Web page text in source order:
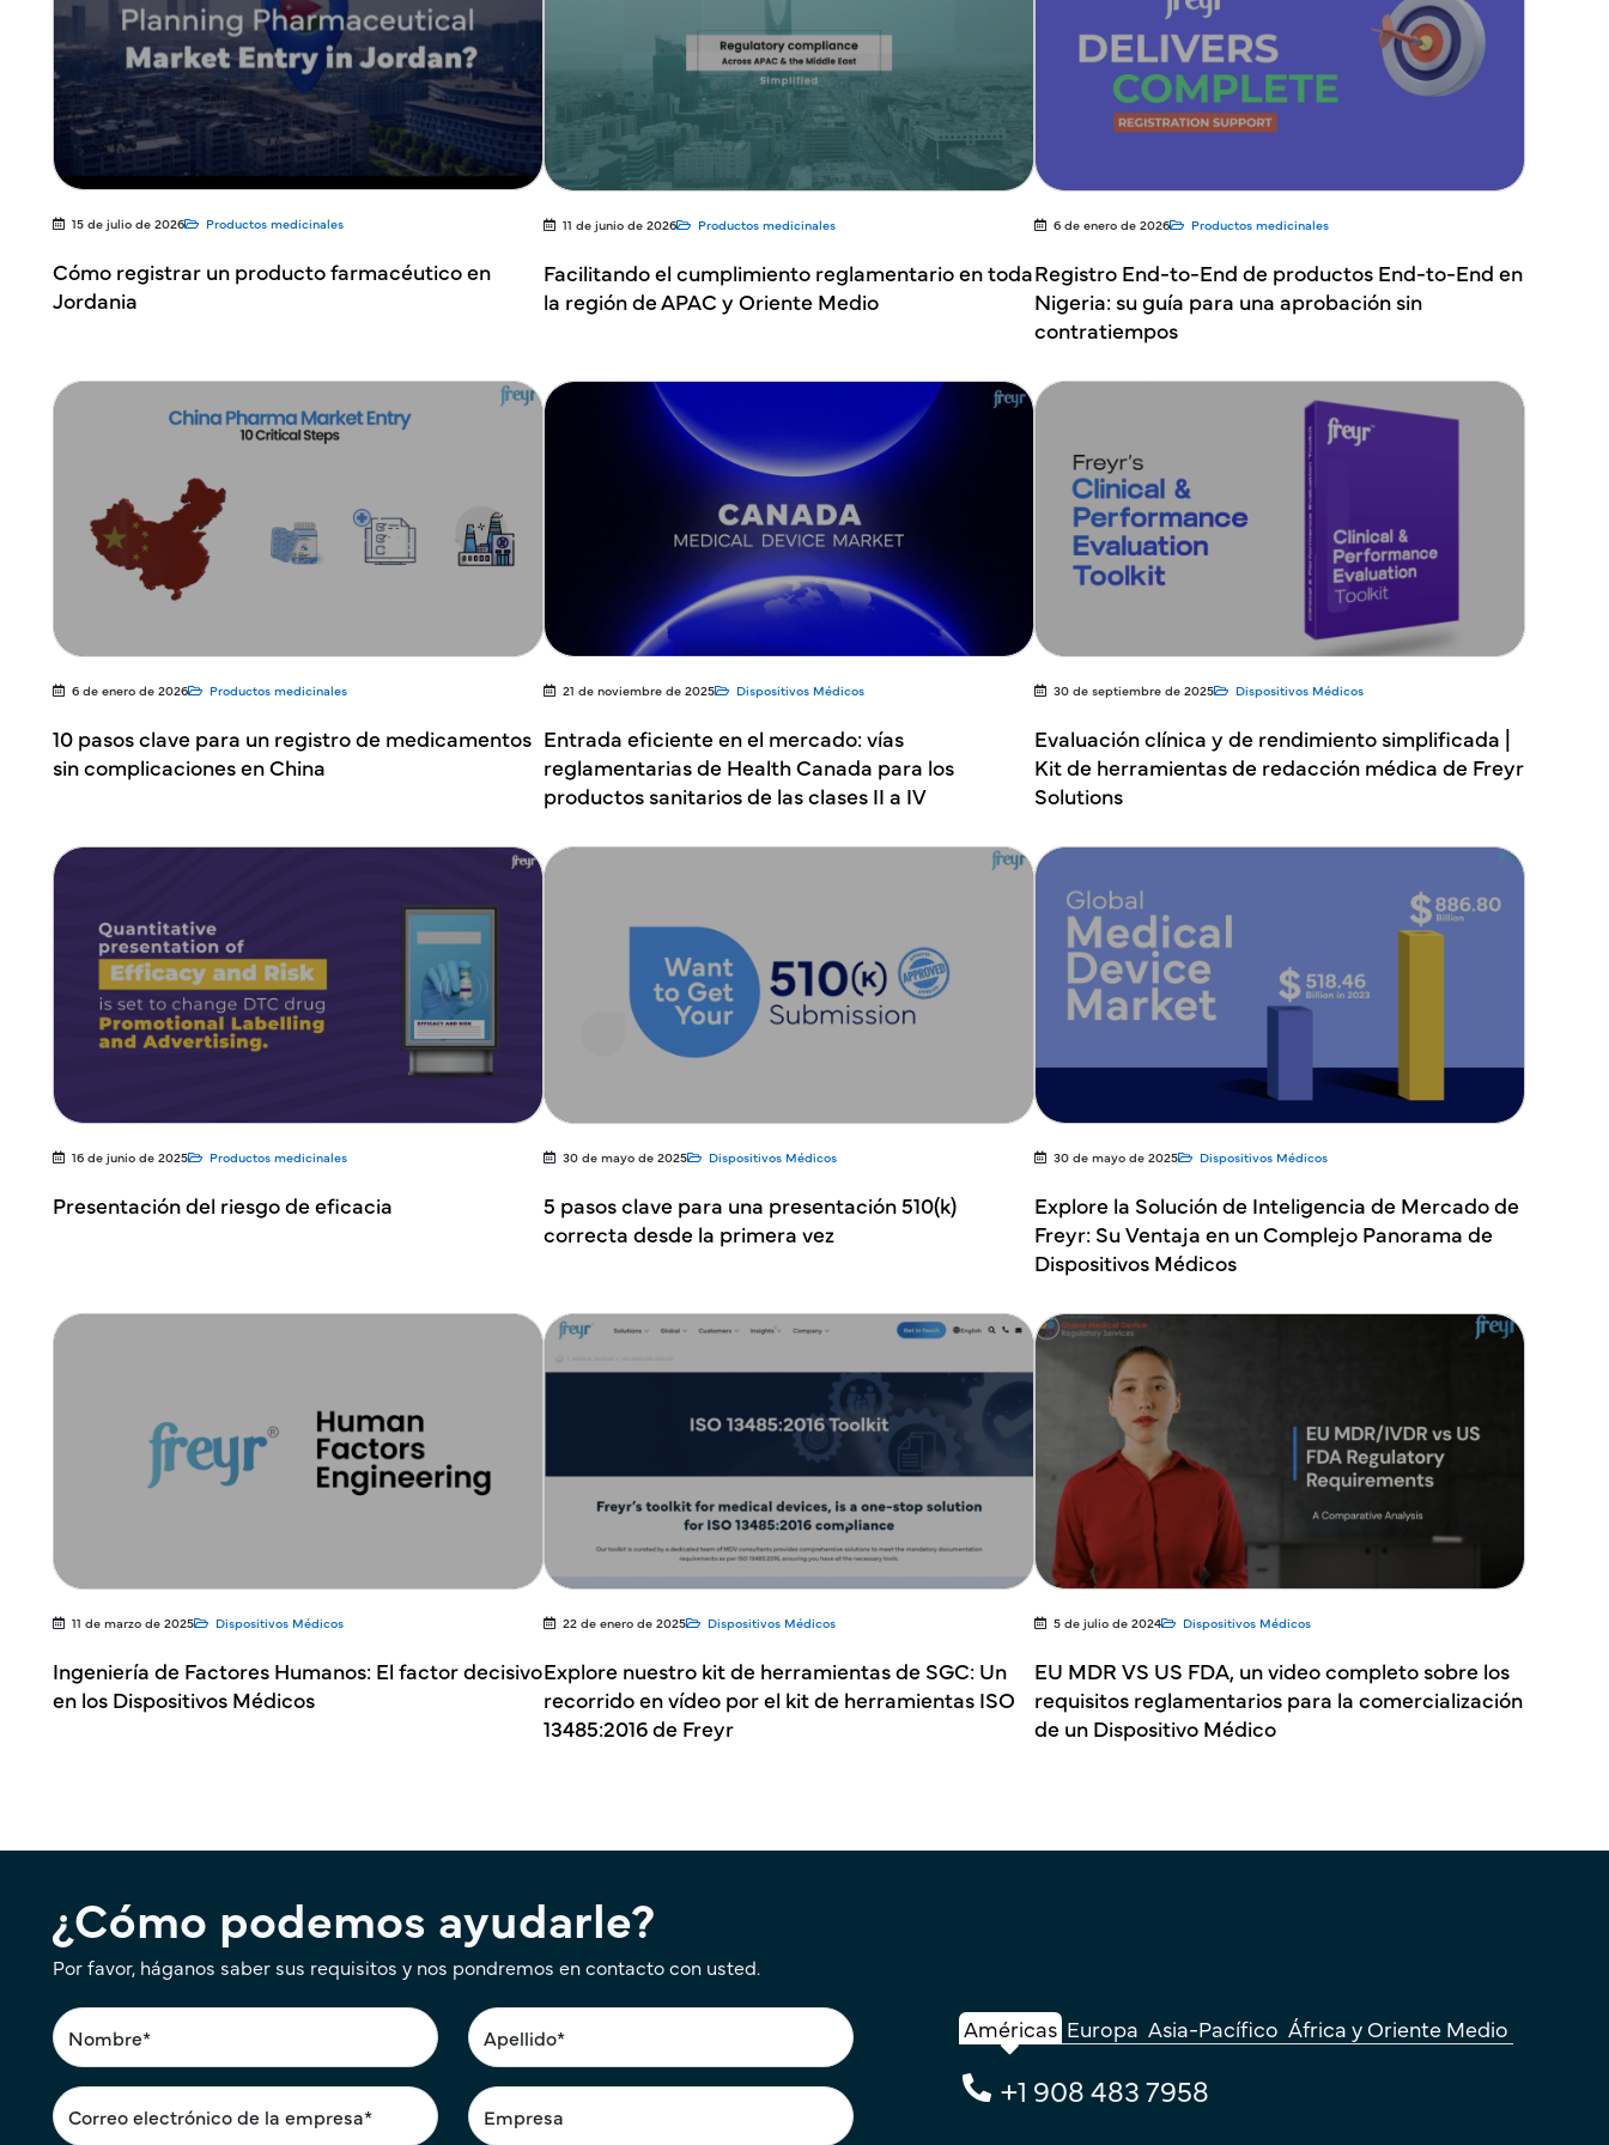
15 de julio de 2026 Productos medicinales
Cómo registrar un producto farmacéutico en
Jordania
11 de junio de 2026 Productos medicinales
Facilitando el cumplimiento reglamentario en toda
la región de APAC y Oriente Medio
6 de enero de 2026 Productos medicinales
Registro End-to-End de productos End-to-End en
Nigeria: su guía para una aprobación sin
contratiempos
6 de enero de 2026 Productos medicinales
10 pasos clave para un registro de medicamentos
sin complicaciones en China
21 de noviembre de 2025 Dispositivos Médicos
Entrada eficiente en el mercado: vías
reglamentarias de Health Canada para los
productos sanitarios de las clases II a IV
30 de septiembre de 2025 Dispositivos Médicos
Evaluación clínica y de rendimiento simplificada |
Kit de herramientas de redacción médica de Freyr
Solutions
16 de junio de 2025 Productos medicinales
Presentación del riesgo de eficacia
30 de mayo de 2025 Dispositivos Médicos
5 pasos clave para una presentación 510(k)
correcta desde la primera vez
30 de mayo de 2025 Dispositivos Médicos
Explore la Solución de Inteligencia de Mercado de
Freyr: Su Ventaja en un Complejo Panorama de
Dispositivos Médicos
11 de marzo de 2025 Dispositivos Médicos
Ingeniería de Factores Humanos: El factor decisivo
en los Dispositivos Médicos
22 de enero de 2025 Dispositivos Médicos
Explore nuestro kit de herramientas de SGC: Un
recorrido en vídeo por el kit de herramientas ISO
13485:2016 de Freyr
5 de julio de 2024 Dispositivos Médicos
EU MDR VS US FDA, un video completo sobre los
requisitos reglamentarios para la comercialización
de un Dispositivo Médico
¿Cómo podemos ayudarle?
Por favor, háganos saber sus requisitos y nos pondremos en contacto con usted.
Américas Europa Asia-Pacífico África y Oriente Medio
+1 908 483 7958